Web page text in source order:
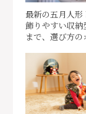
最新の五月人
飾りやすい収
まで、選び方